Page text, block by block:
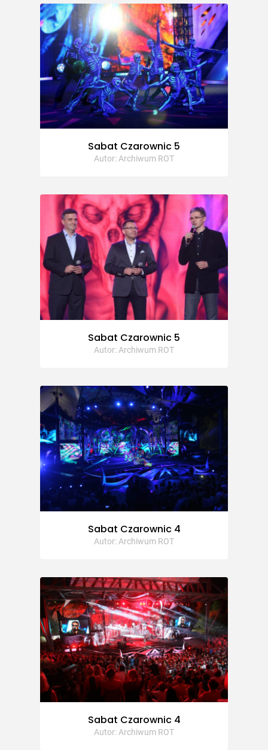
Sabat Czarownic 5
Autor: Archiwum ROT
Sabat Czarownic 5
Autor: Archiwum ROT
Sabat Czarownic 4
Autor: Archiwum ROT
Sabat Czarownic 4
Autor: Archiwum ROT